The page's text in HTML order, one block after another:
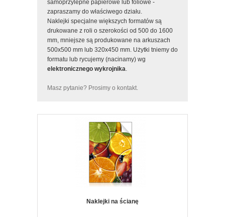
samoprzylepne papierowe lub foliowe -
zapraszamy do właściwego działu.
Naklejki specjalne większych formatów są
drukowane z roli o szerokości od 500 do 1600
mm, mniejsze są produkowane na arkuszach
500x500 mm lub 320x450 mm. Użytki tniemy do
formatu lub rycujemy (nacinamy) wg
elektronicznego wykrojnika.
Masz pytanie? Prosimy o kontakt.
Naklejki na ścianę